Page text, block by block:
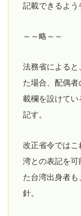
記載できるよう
～～略～～
法務省によると
た場合、配偶
載欄を設けてい
記す。
改正省令ではこ
湾との表記を可
た台湾出身者
針。